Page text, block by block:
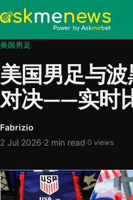
美国男足
美国男足与
对决——实时
Fabrizio
2 Jul 2026·2 min read·0 views